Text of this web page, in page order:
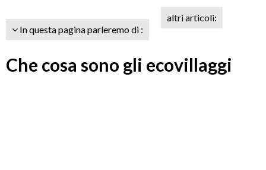
In questa pagina parleremo di :
altri articoli:
Che cosa sono gli ecovillaggi